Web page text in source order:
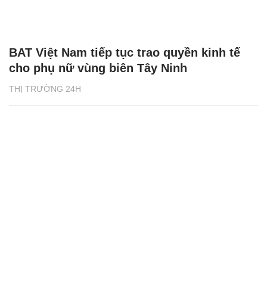
NHÀ ĐẤT
Izumi City - Cơ hội an cư và đầu tư bền
vững tại khu Đông TP.HCM